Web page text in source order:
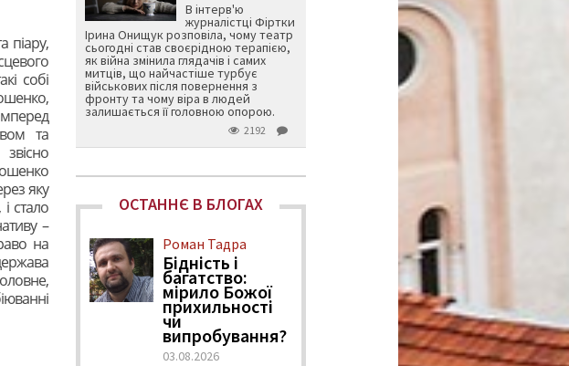
піару,
собі
та
яку
стало
–
на
В інтерв'ю
журналістці Фіртки
Ірина Онищук розповіла, чому театр
сьогодні став своєрідною терапією,
як війна змінила глядачів і самих
митців, що найчастіше турбує
військових після повернення з
фронту та чому віра в людей
залишається її головною опорою.
2192
ОСТАННЄ В БЛОГАХ
Роман Тадра
Бідність і
багатство:
мірило Божої
прихильності
чи
випробування?
03.08.2026